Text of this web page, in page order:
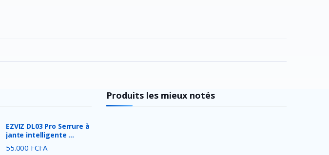
EZVIZ DL03 Pro Serrure à
jante intelligente ...
55.000 FCFA
Produits les mieux notés